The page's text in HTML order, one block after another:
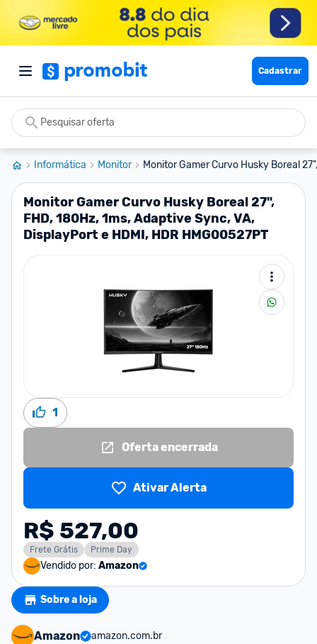
Cadastrar
Informática Monitor Monitor Gamer Curvo Husky Boreal
Monitor Gamer Curvo Husky Boreal 27",
FHD, 180Hz, 1ms, Adaptive Sync, VA,
DisplayPort e HDMI, HDR HMG00527PT
1
Oferta encerrada
Ativar Alerta
R$ 527,00
Frete Grátis Prime Day
Vendido por: Amazon
Sobre a loja
Amazon
amazon.com.br